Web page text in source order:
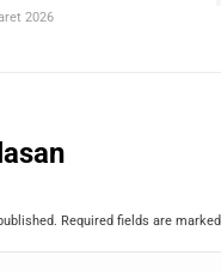
2026
Required fields are marked